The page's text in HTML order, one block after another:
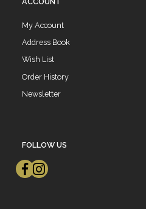
My Account
Address Book
Wish List
Order History
Newsletter
FOLLOW US